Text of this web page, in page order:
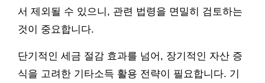
서 제외될 수 있으니, 관련 법령을 면밀히 검토하는
것이 중요합니다.
단기적인 세금 절감 효과를 넘어, 장기적인 자산 증
식을 고려한 기타소득 활용 전략이 필요합니다. 기